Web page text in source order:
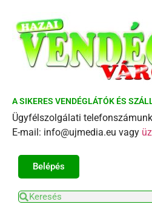
A SIKERES VENDÉGLÁTÓK ÉS
Ügyfélszolgálati
E-mail: info@ujmedia.eu vagy
Belépés